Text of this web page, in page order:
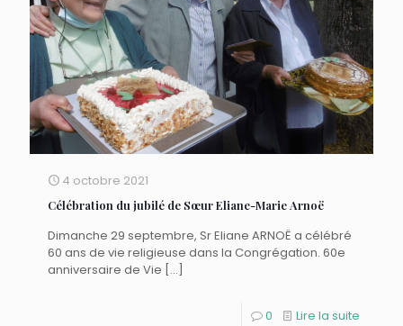
4 octobre 2021
Célébration du jubilé de Sœur Eliane-Marie Arnoë
Dimanche 29 septembre, Sr Eliane ARNOË a célébré
60 ans de vie religieuse dans la Congrégation. 60e
anniversaire de Vie […]
0 Lire la suite